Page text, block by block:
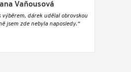
Vaňousová
výběrem, dárek udělal obrovskou
jsem zde nebyla naposledy.“